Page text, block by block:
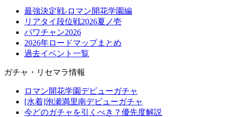
最強決定戦-ロマン開花学園編
リアタイ段位戦2026夏ノ壱
パワチャン2026
2026年ロードマップまとめ
過去イベント一覧
ガチャ・リセマラ情報
ロマン開花学園デビューガチャ
[水着]泡瀬満里南デビューガチャ
今どのガチャを引くべき？優先度解説